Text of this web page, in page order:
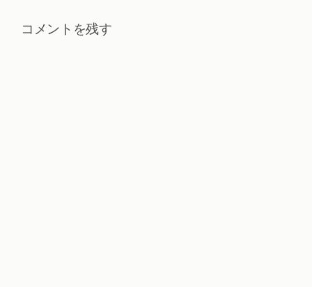
コメントを残す